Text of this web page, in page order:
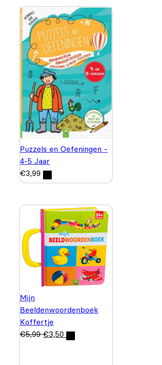
Puzzels en Oefeningen -
4-5 Jaar
€3,99
Mijn
Beeldenwoordenboek
Koffertje
€5,99 €3,50